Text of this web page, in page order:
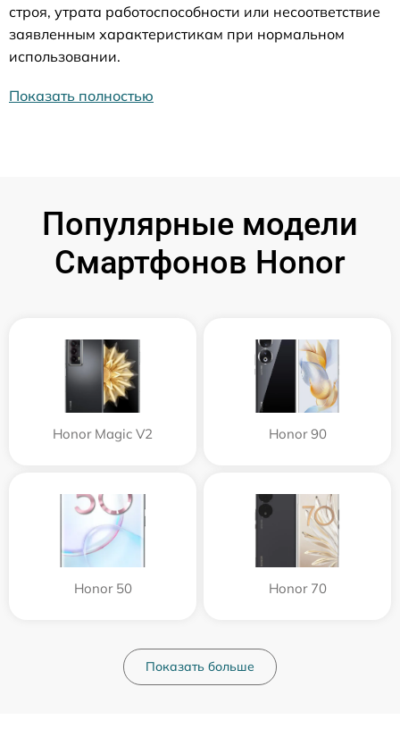
строя, утрата работоспособности или несоответствие
заявленным характеристикам при нормальном
использовании.
Показать полностью
Популярные модели
Смартфонов Honor
Honor Magic V2 Honor 90
Honor 50 Honor 70
Показать больше